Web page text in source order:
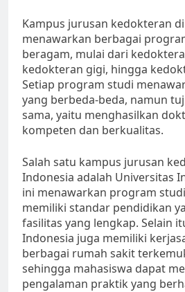
Kampus jurusan kedokteran
menawarkan berbagai
beragam, mulai dari
kedokteran gigi, hingga
Setiap program studi
yang berbeda-beda, namun
sama, yaitu menghasilkan
kompeten dan berkualitas.
Salah satu kampus jurusan
Indonesia adalah Universitas
ini menawarkan program
memiliki standar pendidikan
fasilitas yang lengkap. Selain
Indonesia juga memiliki
berbagai rumah sakit
sehingga mahasiswa dapat
pengalaman praktik yang